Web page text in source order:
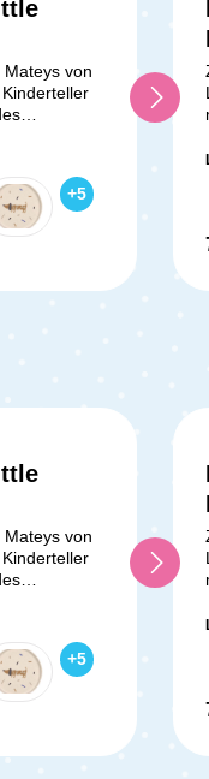
von
stehen.
frei und
und
einer
+5
von
stehen.
frei und
und
einer
+5